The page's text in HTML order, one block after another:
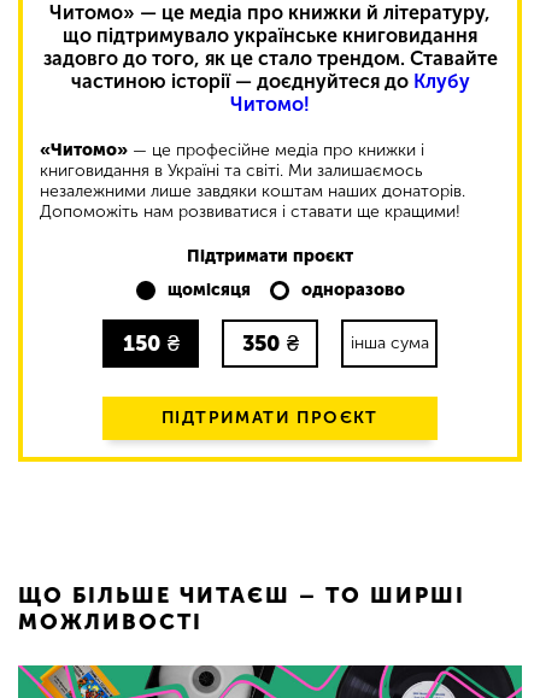
Читомо» — це медіа про книжки й літературу,
що підтримувало українське книговидання
задовго до того, як це стало трендом. Ставайте
частиною історії — доєднуйтеся до Клубу
Читомо!
«Читомо» — це професійне медіа про книжки і
книговидання в Україні та світі. Ми залишаємось
незалежними лише завдяки коштам наших донаторів.
Допоможіть нам розвиватися і ставати ще кращими!
Підтримати проєкт
щомісяця
одноразово
150 ₴ 350 ₴ інша сума
ПІДТРИМАТИ ПРОЄКТ
ЩО БІЛЬШЕ ЧИТАЄШ – ТО ШИРШІ
МОЖЛИВОСТІ